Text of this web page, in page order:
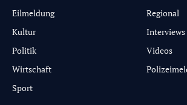
Eilmeldung
Kultur
Politik
Wirtschaft
Sport
Regional
Interviews
Videos